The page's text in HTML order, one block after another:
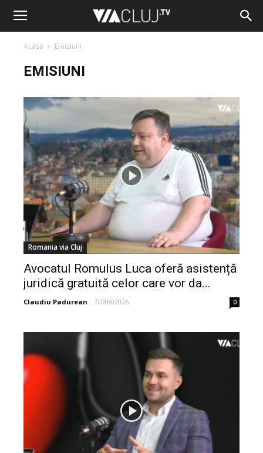
Acasă Emisiuni
EMISIUNI
Romania via Cluj
Avocatul Romulus Luca oferă asistență
juridică gratuită celor care vor da...
Claudiu Padurean - 07/08/2026 0